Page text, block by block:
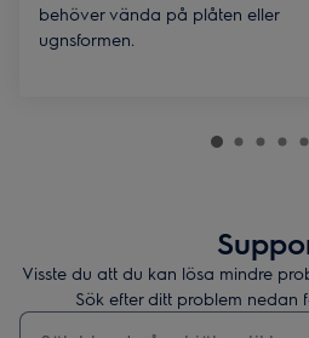
behöver vända på plåten eller
ugnsformen.
Visste du att du kan lösa mindre
Sök efter ditt problem nedan
Skriv här för att söka i supportartiklar